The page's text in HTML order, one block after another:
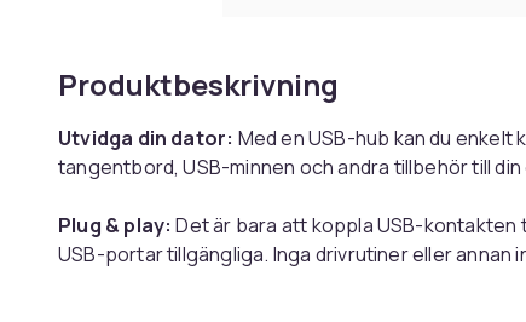
Produktbeskrivning
Utvidga din dator: Med en USB-hub kan du
tangentbord, USB-minnen och andra tillbehör till
Plug & play:Det är bara att koppla USB-kontakten
USB-portar tillgängliga. Inga drivrutiner eller annan